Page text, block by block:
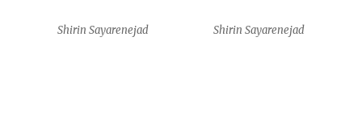
Amy J. Klement Amy J. Klement